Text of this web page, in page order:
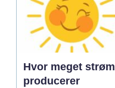
Hvor meget strøm
producerer